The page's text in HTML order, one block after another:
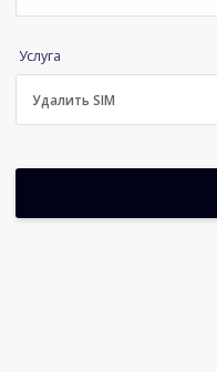
Услуга
Удалить SIM